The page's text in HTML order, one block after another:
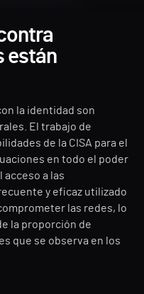
están
la identidad son
El trabajo de
de la CISA para el
en todo el poder
a las
y eficaz utilizado
las redes, lo
la proporción de
que se observa en los